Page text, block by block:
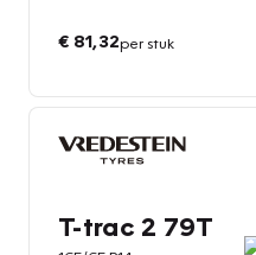
€ 81,32per stuk
T-trac 2 79T